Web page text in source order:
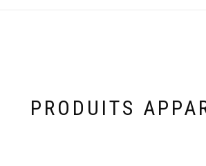
PRODUITS